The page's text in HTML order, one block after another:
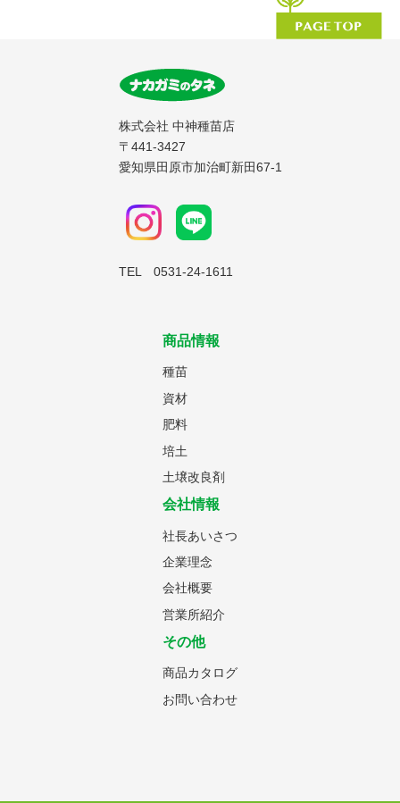
株式会社 中神種苗店
〒441-3427
愛知県田原市加治町新田67-1
TEL 0531-24-1611
商品情報
種苗
資材
肥料
培土
土壌改良剤
会社情報
社長あいさつ
企業理念
会社概要
営業所紹介
その他
商品カタログ
お問い合わせ